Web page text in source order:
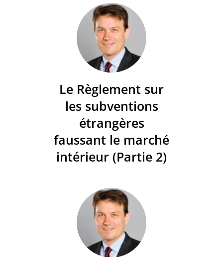
Le Règlement sur
les subventions
étrangères
faussant le marché
intérieur (Partie 2)